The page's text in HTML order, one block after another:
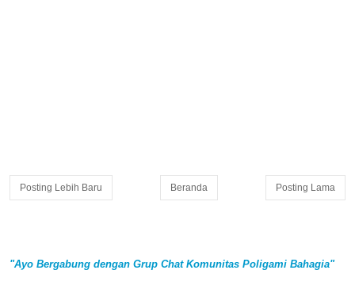
Posting Lebih Baru Posting Lama
Beranda
"Ayo Bergabung dengan Grup Chat Komunitas Poligami Bahagia"